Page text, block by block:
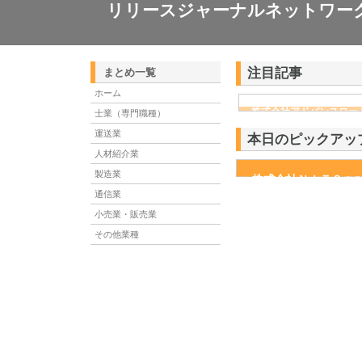
リリースジャーナルネットワー
まとめ一覧
ホーム
士業（専門職種）
運送業
人材紹介業
製造業
通信業
小売業・販売業
その他業種
注目記事
株式会社アドバンスロ
本日のピックアッ
株式会社ＮＩＴＳ
株式会社ＮＩＴＳは、高